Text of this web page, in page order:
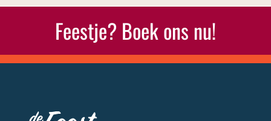
Feestje? Boek ons nu!